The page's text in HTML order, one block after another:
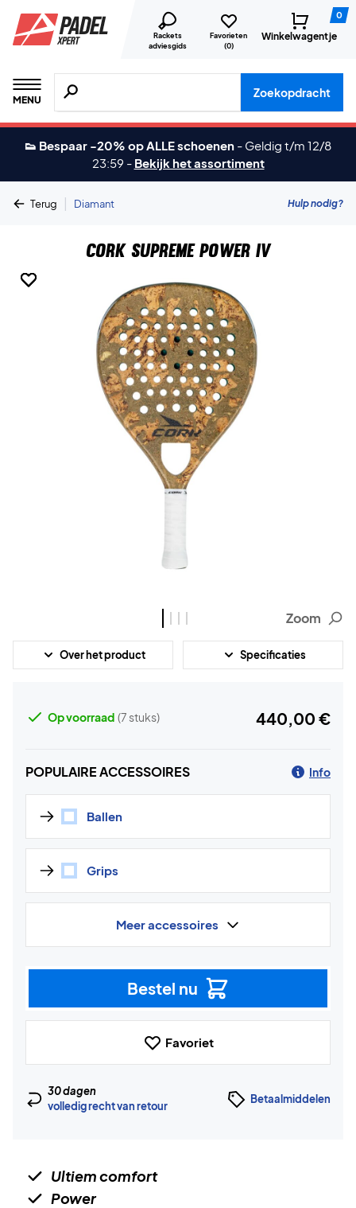
Rackets
adviesgids
Favorieten
(0)
0
Winkelwagentje
MENU
Zoeken naar producten, merken etc.
Zoekopdracht
👟 Bespaar -20% op ALLE schoenen - Geldig t/m 12/8
23:59 - Bekijk het assortiment
Terug | Diamant Hulp nodig?
Cork Supreme Power IV
Zoom
Over het product Specificaties
Op voorraad (7 stuks) 440,00 €
POPULAIRE ACCESSOIRES Info
Ballen
Grips
Meer accessoires
Bestel nu
Favoriet
30 dagen
volledig recht van retour
Betaalmiddelen
Ultiem comfort
Power